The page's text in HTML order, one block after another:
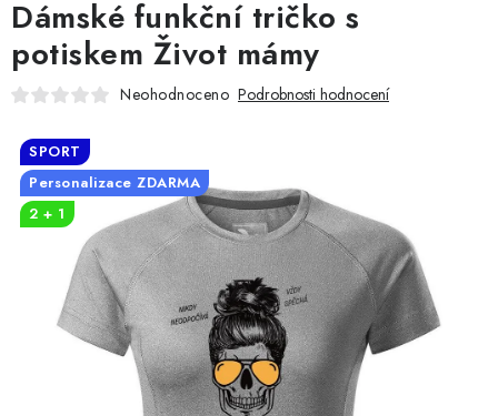
PRO DĚTI
PRO PÁRY
VLASTNÍ MOTIV
MIKINY
OKAMŽITĚ K ODBĚRU
Dámské funkční tričko s
potiskem Život mámy
Neohodnoceno Podrobnosti hodnocení
SPORT
Personalizace ZDARMA
2 + 1